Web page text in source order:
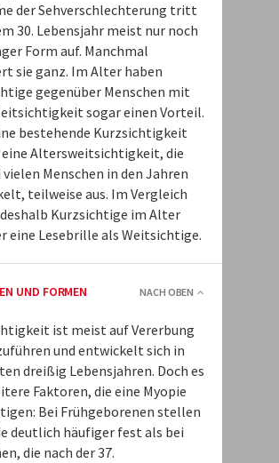
der Sehverschlechterung tritt
30. Lebensjahr meist nur noch
Form auf. Manchmal
sie ganz. Im Alter haben
gegenüber Menschen mit
sogar einen Vorteil.
bestehende Kurzsichtigkeit
Altersweitsichtigkeit, die
vielen Menschen in den Jahren
teilweise aus. Im Vergleich
Kurzsichtige im Alter
eine Lesebrille als Weitsichtige.
UND FORMEN NACH OBEN
ist meist auf Vererbung
und entwickelt sich in
dreißig Lebensjahren. Doch es
Faktoren, die eine Myopie
Bei Frühgeborenen stellen
deutlich häufiger fest als bei
die nach der 37.